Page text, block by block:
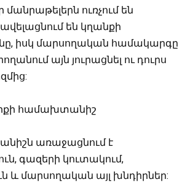
մանրաթելերն ուռչում են
են կղանքի
իսկ մարսողական համակարգը
այն յուրացնել ու դուրս
համախտանիշ
առաջացնում է
գազերի կուտակում,
և մարսողական այլ խնդիրներ: